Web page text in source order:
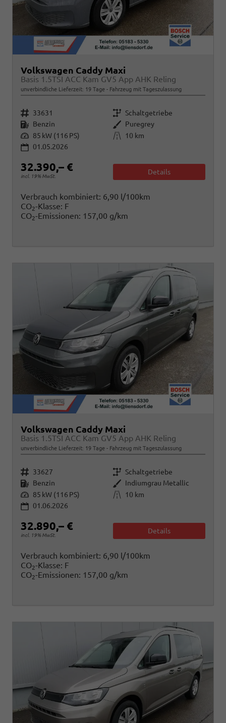
Volkswagen Caddy Maxi
Basis 1.5TSI ACC Kam GV5 App AHK Reling
unverbindliche Lieferzeit: 19 Tage Fahrzeug mit Tageszulassung
Fahrzeugnr. 33631 Getriebe Schaltgetriebe
Kraftstoff Benzin Außenfarbe Puregrey
Leistung 85 kW (116 PS) Kilometerstand
10 km
01.05.2026
32.390,– €
incl. 19% MwSt.
Details
Verbrauch kombiniert: 6,90 l/100km
CO2-Klasse: F
CO2-Emissionen: 157,00 g/km
Volkswagen Caddy Maxi
Basis 1.5TSI ACC Kam GV5 App AHK Reling
unverbindliche Lieferzeit: 19 Tage Fahrzeug mit Tageszulassung
Fahrzeugnr. 33627 Getriebe Schaltgetriebe
Kraftstoff Benzin Außenfarbe Indiumgrau Metallic
Leistung 85 kW (116 PS) Kilometerstand
10 km
01.06.2026
32.890,– €
incl. 19% MwSt.
Details
Verbrauch kombiniert: 6,90 l/100km
CO2-Klasse: F
CO2-Emissionen: 157,00 g/km